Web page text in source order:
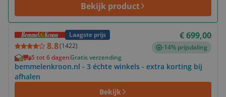
Bekijk product
Laagste prijs
8.8(1422)
€ 699,00
-14% prijsdaling
5 tot 6 dagenGratis verzending
bemmelenkroon.nl - 3 échte winkels - extra korting bij
afhalen
Bekijk